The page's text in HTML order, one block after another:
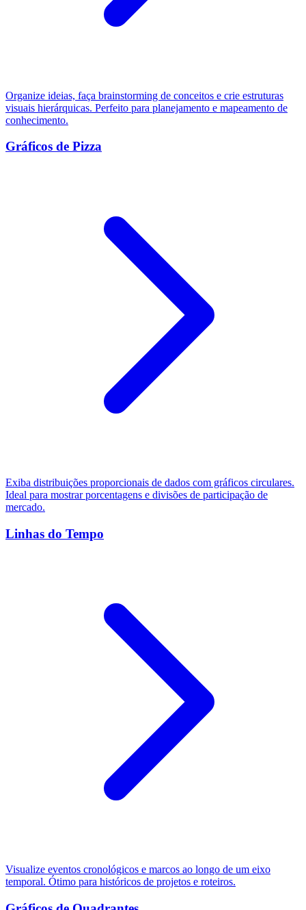
Organize ideias, faça brainstorming de conceitos e crie estruturas
visuais hierárquicas. Perfeito para planejamento e mapeamento de
conhecimento.
Gráficos de Pizza
Exiba distribuições proporcionais de dados com gráficos circulares.
Ideal para mostrar porcentagens e divisões de participação de
mercado.
Linhas do Tempo
Visualize eventos cronológicos e marcos ao longo de um eixo
temporal. Ótimo para históricos de projetos e roteiros.